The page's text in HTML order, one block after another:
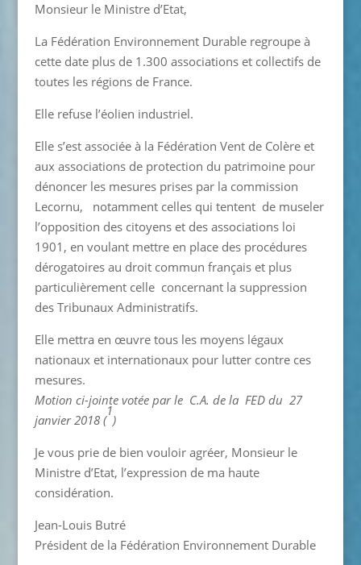
Monsieur le Ministre d’Etat,
La Fédération Environnement Durable regroupe à
cette date plus de 1.300 associations et collectifs de
toutes les régions de France.
Elle refuse l’éolien industriel.
Elle s’est associée à la Fédération Vent de Colère et
aux associations de protection du patrimoine pour
dénoncer les mesures prises par la commission
Lecornu, notamment celles qui tentent de museler
l’opposition des citoyens et des associations loi
1901, en voulant mettre en place des procédures
dérogatoires au droit commun français et plus
particulièrement celle concernant la suppression
des Tribunaux Administratifs.
Elle mettra en œuvre tous les moyens légaux
nationaux et internationaux pour lutter contre ces
mesures.
Motion ci-jointe votée par le C.A. de la FED du 27
janvier 2018 (
1
)
Je vous prie de bien vouloir agréer, Monsieur le
Ministre d’Etat, l’expression de ma haute
considération.
Jean-Louis Butré
Président de la Fédération Environnement Durable